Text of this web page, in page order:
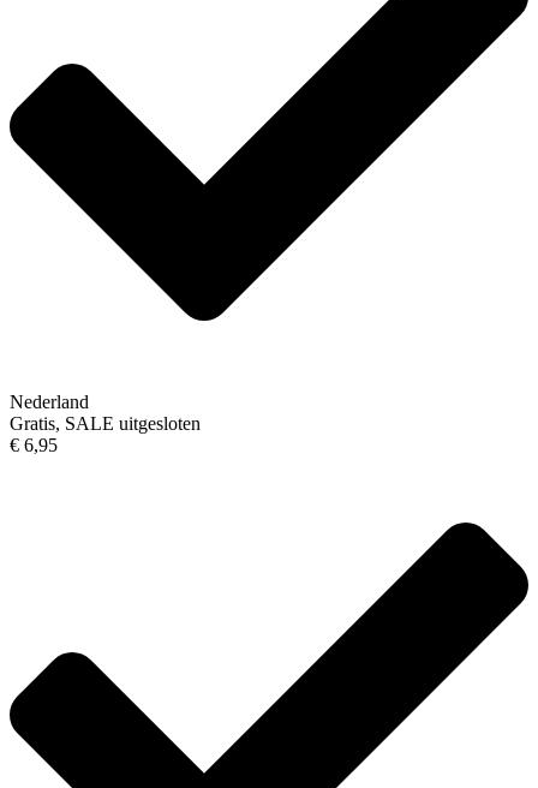
Nederland
Gratis, SALE uitgesloten
€ 6,95